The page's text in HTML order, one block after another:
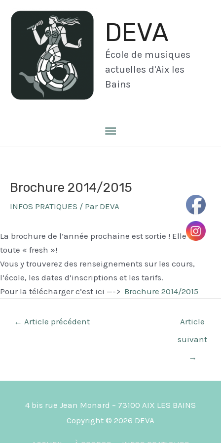
DEVA
École de musiques
actuelles d'Aix les
Bains
Menu
Brochure 2014/2015
INFOS PRATIQUES / Par DEVA
La brochure de l’année prochaine est sortie ! Elle est
toute « fresh »!
Vous y trouverez des renseignements sur les cours,
l’école, les dates d’inscriptions et les tarifs.
Pour la télécharger c’est ici —-> Brochure 2014/2015
Navigation
← Article précédent
Article
suivant
→
4 bis rue Jean Monard – 73100 AIX LES BAINS
Copyright © 2026 DEVA